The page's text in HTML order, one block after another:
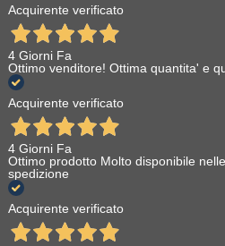
Acquirente verificato
4 Giorni Fa
Ottimo venditore! Ottima quantita' e
Acquirente verificato
4 Giorni Fa
Ottimo prodotto Molto disponibile
spedizione
Acquirente verificato